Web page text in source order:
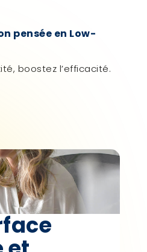
pensée en Low-
boostez l’efficacité.